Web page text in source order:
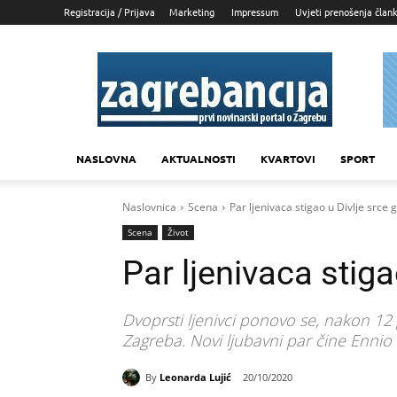
Registracija / Prijava Marketing Impressum Uvjeti prenošenja
Zagrebancija
NASLOVNA AKTUALNOSTI KVARTOVI SPORT
Naslovnica Scena Par ljenivaca stigao u Divlje srce
Scena Život
Par ljenivaca
Dvoprsti ljenivci ponovo se, nakon
Zagreba. Novi ljubavni par čine
By Leonarda Lujić 20/10/2020